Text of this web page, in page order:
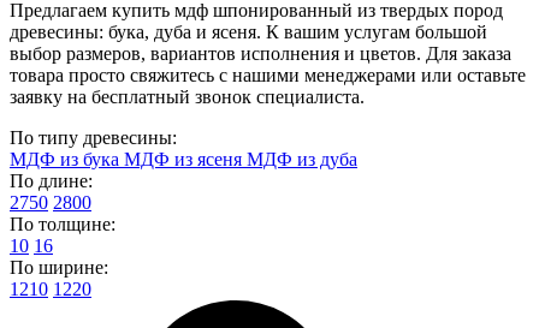
Предлагаем купить мдф шпонированный из твердых пород
древесины: бука, дуба и ясеня. К вашим услугам большой
выбор размеров, вариантов исполнения и цветов. Для заказа
товара просто свяжитесь с нашими менеджерами или оставьте
заявку на бесплатный звонок специалиста.
По типу древесины:
МДФ из бука МДФ из ясеня МДФ из дуба
По длине:
2750 2800
По толщине:
10 16
По ширине:
1210 1220